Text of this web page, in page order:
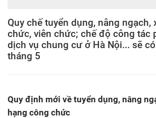
Quy chế tuyển dụng, nâng ngạch,
chức, viên chức; chế độ công tác
dịch vụ chung cư ở Hà Nội... sẽ
tháng 5
Quy định mới về tuyển dụng, nâng
hạng công chức